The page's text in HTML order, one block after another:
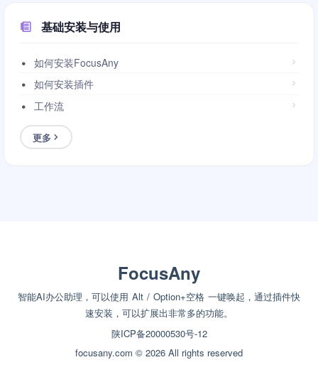
基础安装与使用
如何安装FocusAny
如何安装插件
工作流
更多
FocusAny
智能AI办公助理，可以使用 Alt / Option+空格 一键唤起，通过插件快
速安装，可以扩展出非常多的功能。
陕ICP备20000530号-12
focusany.com © 2026 All rights reserved